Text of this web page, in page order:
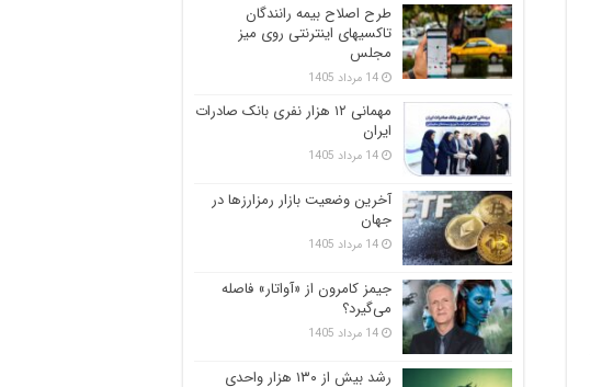
طرح اصلاح بیمه رانندگان
تاکسیهای اینترنتی روی میز
مجلس
14 مرداد 1405
مهمانی ۱۲ هزار نفری بانک صادرات
ایران
14 مرداد 1405
آخرین وضعیت بازار رمزارزها در
جهان
14 مرداد 1405
جیمز کامرون از «آواتار» فاصله
می‌گیرد؟
14 مرداد 1405
رشد بیش از ۱۳۰ هزار واحدی